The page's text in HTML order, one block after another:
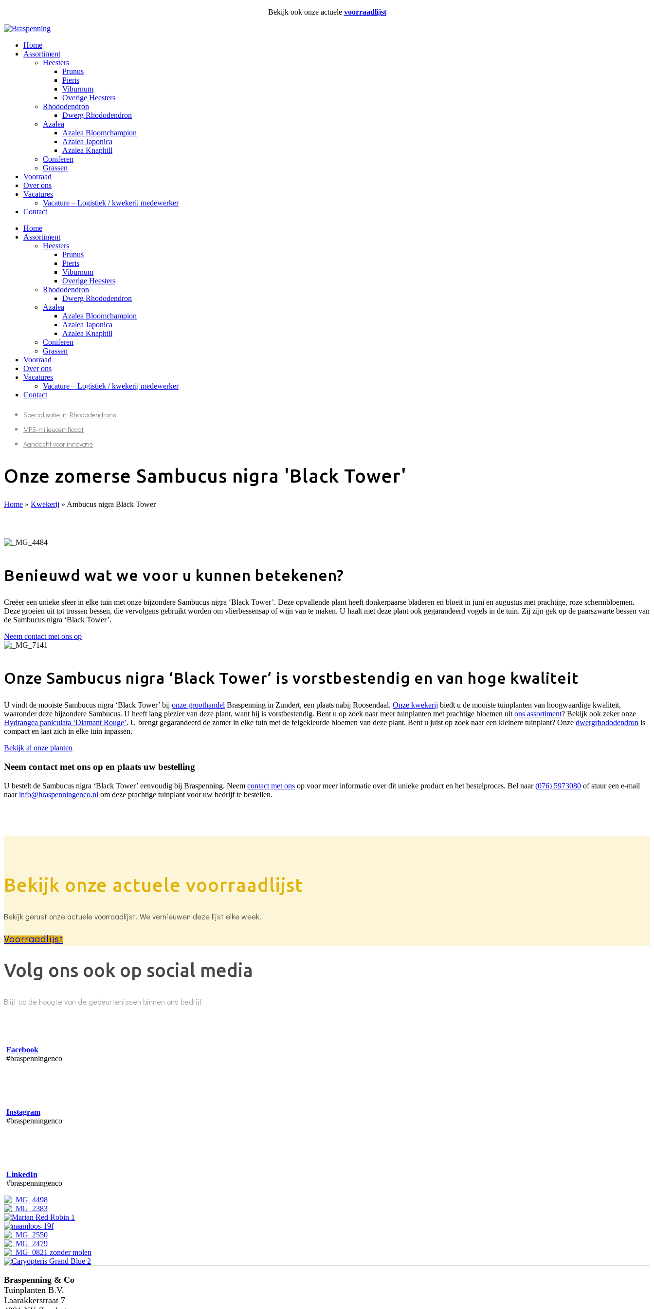
Bekijk ook onze actuele voorraadlijst
Home
Assortiment
Heesters
Prunus
Pieris
Viburnum
Overige Heesters
Rhododendron
Dwerg Rhododendron
Azalea
Azalea Bloomchampion
Azalea Japonica
Azalea Knaphill
Coniferen
Grassen
Voorraad
Over ons
Vacatures
Vacature – Logistiek / kwekerij medewerker
Contact
Home
Assortiment
Heesters
Prunus
Pieris
Viburnum
Overige Heesters
Rhododendron
Dwerg Rhododendron
Azalea
Azalea Bloomchampion
Azalea Japonica
Azalea Knaphill
Coniferen
Grassen
Voorraad
Over ons
Vacatures
Vacature – Logistiek / kwekerij medewerker
Contact
Specialisatie in Rhododendrons
MPS-milieucertificaat
Aandacht voor innovatie
Onze zomerse Sambucus nigra 'Black Tower'
Home » Kwekerij » Ambucus nigra Black Tower
Benieuwd wat we voor u kunnen betekenen?
Creëer een unieke sfeer in elke tuin met onze bijzondere Sambucus nigra ‘Black Tower’. Deze opvallende plant heeft donkerpaarse bladeren en bloeit in juni en augustus met prachtige, roze schermbloemen.
Deze groeien uit tot trossen bessen, die vervolgens gebruikt worden om vlierbessensap of wijn van te maken. U haalt met deze plant ook gegarandeerd vogels in de tuin. Zij zijn gek op de paarszwarte bessen van
de Sambucus nigra ‘Black Tower’.
Neem contact met ons op
Onze Sambucus nigra ‘Black Tower’ is vorstbestendig en van hoge kwaliteit
U vindt de mooiste Sambucus nigra ‘Black Tower’ bij onze groothandel Braspenning in Zundert, een plaats nabij Roosendaal. Onze kwekerij biedt u de mooiste tuinplanten van hoogwaardige kwaliteit,
waaronder deze bijzondere Sambucus. U heeft lang plezier van deze plant, want hij is vorstbestendig. Bent u op zoek naar meer tuinplanten met prachtige bloemen uit ons assortiment? Bekijk ook zeker onze
Hydrangea paniculata ‘Diamant Rouge’. U brengt gegarandeerd de zomer in elke tuin met de felgekleurde bloemen van deze plant. Bent u juist op zoek naar een kleinere tuinplant? Onze dwergrhododendron is
compact en laat zich in elke tuin inpassen.
Bekijk al onze planten
Neem contact met ons op en plaats uw bestelling
U bestelt de Sambucus nigra ‘Black Tower’ eenvoudig bij Braspenning. Neem contact met ons op voor meer informatie over dit unieke product en het bestelproces. Bel naar(076) 5973080 of stuur een e-mail
naarinfo@braspenningenco.nl om deze prachtige tuinplant voor uw bedrijf te bestellen.
Bekijk onze actuele voorraadlijst
Bekijk gerust onze actuele voorraadlijst. We vernieuwen deze lijst elke week.
Voorraadlijst
Volg ons ook op social media
Blijf op de hoogte van de gebeurtenissen binnen ons bedrijf
Facebook
#braspenningenco
Instagram
#braspenningenco
LinkedIn
#braspenningenco
Braspenning & Co
Tuinplanten B.V.
Laarakkerstraat 7